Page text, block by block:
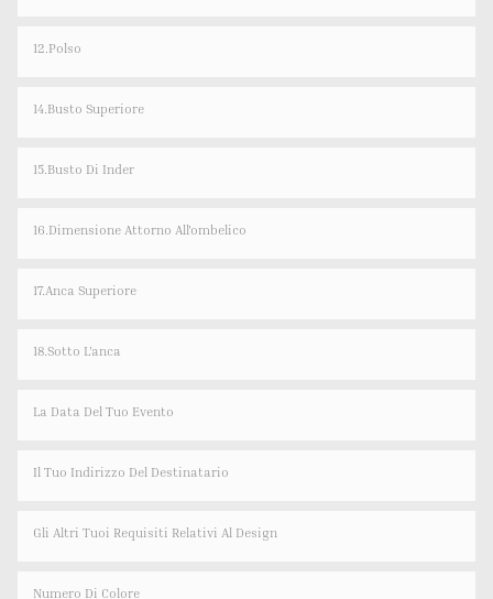
12.Polso
14.Busto Superiore
15.Busto Di Inder
16.Dimensione Attorno All'ombelico
17.Anca Superiore
18.Sotto L'anca
La Data Del Tuo Evento
Il Tuo Indirizzo Del Destinatario
Gli Altri Tuoi Requisiti Relativi Al Design
Numero Di Colore